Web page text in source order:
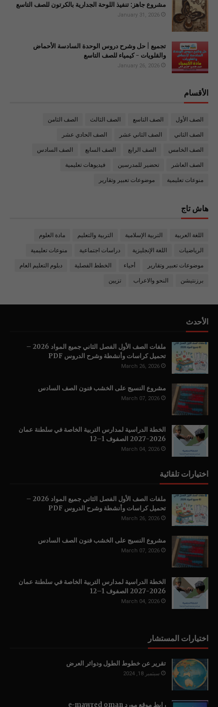
مشروع جاهز: تنفيذ اللوحة الجدارية بالكرتون للصف التاسع
January 31, 2026
تجميع | حل وشرح دروس الوحدة السادسة الأحماض
والقلويات - كيمياء للصف التاسع
January 26, 2026
الأقسام
الصف الأول الصف التاسع الصف الثالث الصف الثامن
الصف الثاني الصف الثاني عشر الصف الحادي عشر
الصف الخامس الصف الرابع الصف السابع الصف السادس
الصف العاشر تحضير للمدرسين فيديوهات تعليمية
منوعات تعليمية موضوعات تعبير وتقارير
هاش تاج
اللغة العربية التربية الإسلامية التربية والتعليم مادة العلوم
الرياضيات اللغة الإنجليزية دراسات اجتماعية منوعات تعليمية
موضوعات تعبير وتقارير أحياء الخطط الفصلية دبلوم التعليم العام
برزنتيشن النحو والاعراب تزيين
الأحدث
ملفات الصف الأول الفصل الثاني جميع المواد 2026 –
تحميل كراسات وأنشطة وشرح الدروس PDF
March 26, 2026
مشروع النسيج على الخشب فنون الصف السادس
March 07, 2026
الخطة الدراسية لمدارس التربية الخاصة في سلطنة عمان
2026-2027 الصفوف 1–12
March 04, 2026
اختيارات تلقائية
ملفات الصف الأول الفصل الثاني جميع المواد 2026 –
تحميل كراسات وأنشطة وشرح الدروس PDF
March 26, 2026
مشروع النسيج على الخشب فنون الصف السادس
March 07, 2026
الخطة الدراسية لمدارس التربية الخاصة في سلطنة عمان
2026-2027 الصفوف 1–12
March 04, 2026
اختيارات المستشار
تقرير عن خطوط الطول ودوائر العرض
سبتمبر 18, 2024
رابط موقع مورد e-mawred oman